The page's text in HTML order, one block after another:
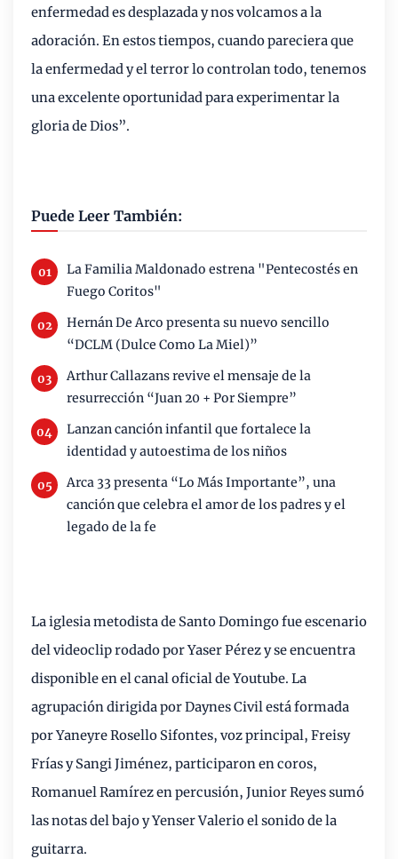
enfermedad es desplazada y nos volcamos a la
adoración. En estos tiempos, cuando pareciera que
la enfermedad y el terror lo controlan todo, tenemos
una excelente oportunidad para experimentar la
gloria de Dios”.
Puede Leer También:
La Familia Maldonado estrena "Pentecostés en
Fuego Coritos"
Hernán De Arco presenta su nuevo sencillo
“DCLM (Dulce Como La Miel)”
Arthur Callazans revive el mensaje de la
resurrección “Juan 20 + Por Siempre”
Lanzan canción infantil que fortalece la
identidad y autoestima de los niños
Arca 33 presenta “Lo Más Importante”, una
canción que celebra el amor de los padres y el
legado de la fe
La iglesia metodista de Santo Domingo fue escenario
del videoclip rodado por Yaser Pérez y se encuentra
disponible en el canal oficial de Youtube. La
agrupación dirigida por Daynes Civil está formada
por Yaneyre Rosello Sifontes, voz principal, Freisy
Frías y Sangi Jiménez, participaron en coros,
Romanuel Ramírez en percusión, Junior Reyes sumó
las notas del bajo y Yenser Valerio el sonido de la
guitarra.